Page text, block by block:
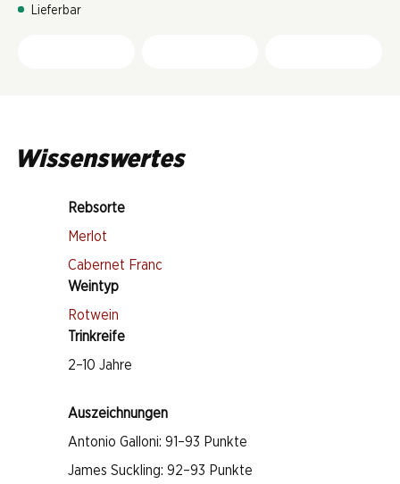
Lieferbar
Wissenswertes
Rebsorte
Merlot
Cabernet Franc
Weintyp
Rotwein
Trinkreife
2–10 Jahre
Auszeichnungen
Antonio Galloni: 91–93 Punkte
James Suckling: 92–93 Punkte